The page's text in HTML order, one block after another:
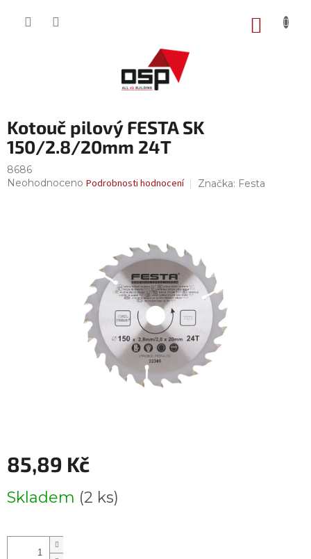
Kotouč pilový FESTA SK
150/2.8/20mm 24T
8686
Průměrné
Neohodnoceno Podrobnosti hodnocení Značka: Festa
85,89 Kč
cena:
Skladem (2 ks)